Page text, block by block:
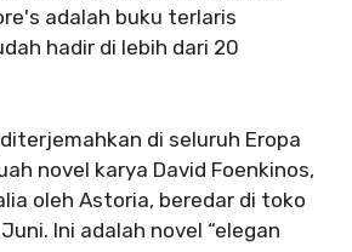
adalah buku terlaris
hadir di lebih dari 20
di seluruh Eropa
novel karya David Foenkinos,
oleh Astoria, beredar di toko
Ini adalah novel “elegan